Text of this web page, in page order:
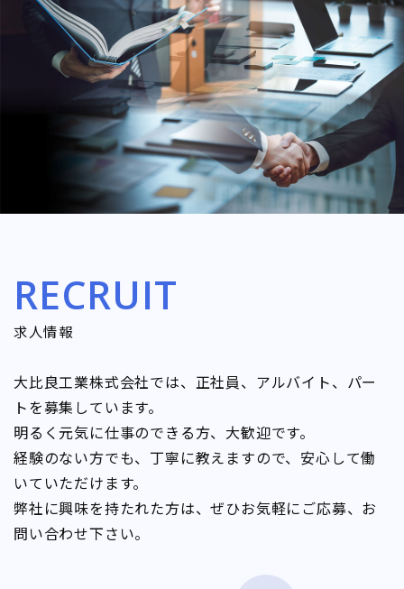
RECRUIT
求人情報
大比良工業株式会社では、正社員、アルバイト、パー
トを募集しています。
明るく元気に仕事のできる方、大歓迎です。
経験のない方でも、丁寧に教えますので、安心して働
いていただけます。
弊社に興味を持たれた方は、ぜひお気軽にご応募、お
問い合わせ下さい。